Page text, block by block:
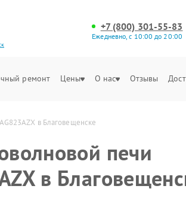
+7 (800) 301-55-83
Ежедневно, с 10:00 до 20:00
ремонт Цены О нас Отзывы
в Благовещенске
печи
в